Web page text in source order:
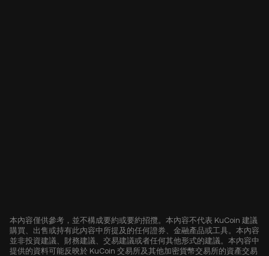
本內容僅供參考，並不構成要約或要約招攬。本內容不代表 KuCoin 建議
購買、出售或持有此內容中所提及的任何證券、金融產品或工具。本內容
並非投資建議、財務建議、交易建議或者任何其他形式的建議。本內容中
提供的資料可能反映於 KuCoin 交易所及其他加密貨幣交易所的資產交易